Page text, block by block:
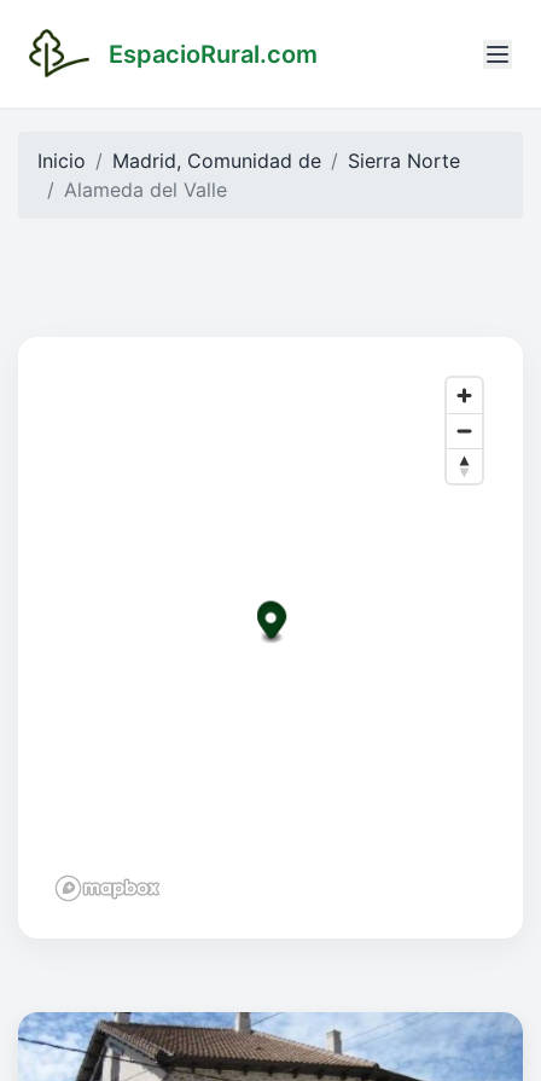
EspacioRural.com
Inicio Madrid, Comunidad de
Sierra Norte
Alameda del Valle